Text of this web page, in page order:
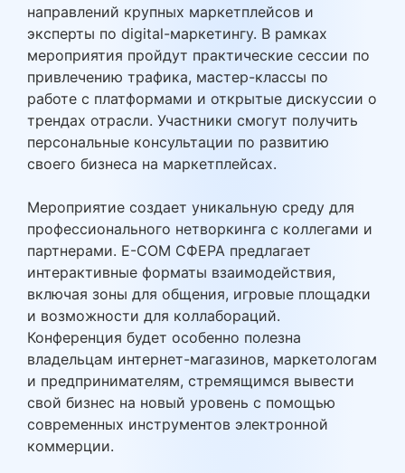
направлений крупных маркетплейсов и
эксперты по digital-маркетингу. В рамках
мероприятия пройдут практические сессии по
привлечению трафика, мастер-классы по
работе с платформами и открытые дискуссии о
трендах отрасли. Участники смогут получить
персональные консультации по развитию
своего бизнеса на маркетплейсах.
Мероприятие создает уникальную среду для
профессионального нетворкинга с коллегами и
партнерами. E-COM СФЕРА предлагает
интерактивные форматы взаимодействия,
включая зоны для общения, игровые площадки
и возможности для коллабораций.
Конференция будет особенно полезна
владельцам интернет-магазинов, маркетологам
и предпринимателям, стремящимся вывести
свой бизнес на новый уровень с помощью
современных инструментов электронной
коммерции.